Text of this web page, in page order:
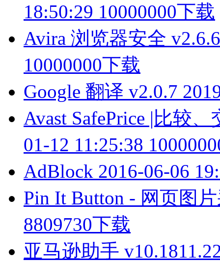
18:50:29 10000000下载
Avira 浏览器安全
10000000下载
Google 翻译 v2.0.7
Avast SafePrice |比较
01-12 11:25:38
AdBlock 2016-06-06
Pin It Button - 网页图
8809730下载
亚马逊助手